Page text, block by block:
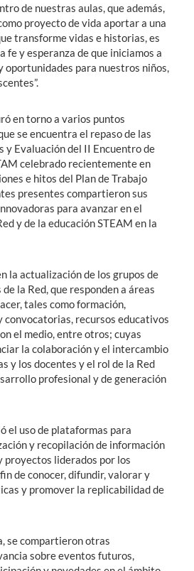
de nuestras aulas, que además,
proyecto de vida aportar a una
transforme vidas e historias, es
fe y esperanza de que iniciamos a
oportunidades para nuestros niños,
en torno a varios puntos
se encuentra el repaso de las
y Evaluación del II Encuentro de
celebrado recientemente en
e hitos del Plan de Trabajo
presentes compartieron sus
para avanzar en el
y de la educación STEAM en la
la actualización de los grupos de
la Red, que responden a áreas
tales como formación,
convocatorias, recursos educativos
el medio, entre otros; cuyas
la colaboración y el intercambio
y los docentes y el rol de la Red
profesional y de generación
el uso de plataformas para
y recopilación de información
proyectos liderados por los
de conocer, difundir, valorar y
y promover la replicabilidad de
se compartieron otras
sobre eventos futuros,